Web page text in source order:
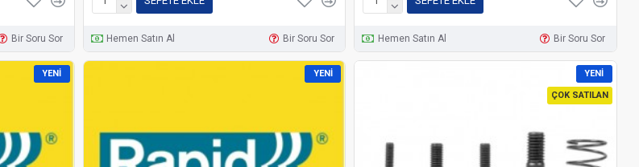
Bir Soru Sor Hemen Satın Al Bir Soru Sor Hemen Satın Al Bir Soru Sor
YENI YENI YENI
ÇOK SATILAN